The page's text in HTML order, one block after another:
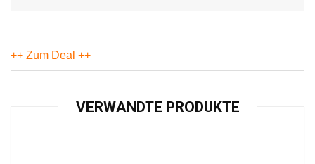
++ Zum Deal ++
VERWANDTE PRODUKTE